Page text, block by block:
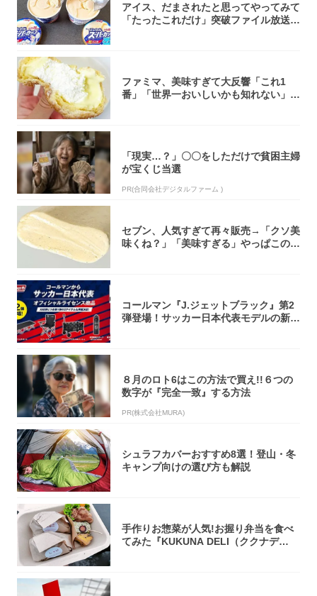
アイス、だまされたと思ってやってみて
「たったこれだけ」突破ファイル放送で
ファミマ、美味すぎて大反響「これ1
番」「世界一おいしいかも知れない」
「現実…？」〇〇をしただけで貧困主婦
が宝くじ当選
PR(合同会社デジタルファーム )
セブン、人気すぎて再々販売→「クソ美
味くね？」「美味すぎる」やっぱこのク
コールマン『J.ジェットブラック』第2
弾登場！サッカー日本代表モデルの新作
８月のロト6はこの方法で買え!!６つの
数字が『完全一致』する方法
PR(株式会社MURA)
シュラフカバーおすすめ8選！登山・冬
キャンプ向けの選び方も解説
手作りお惣菜が人気!お握り弁当を食べ
てみた『KUKUNA DELI（ククナデ